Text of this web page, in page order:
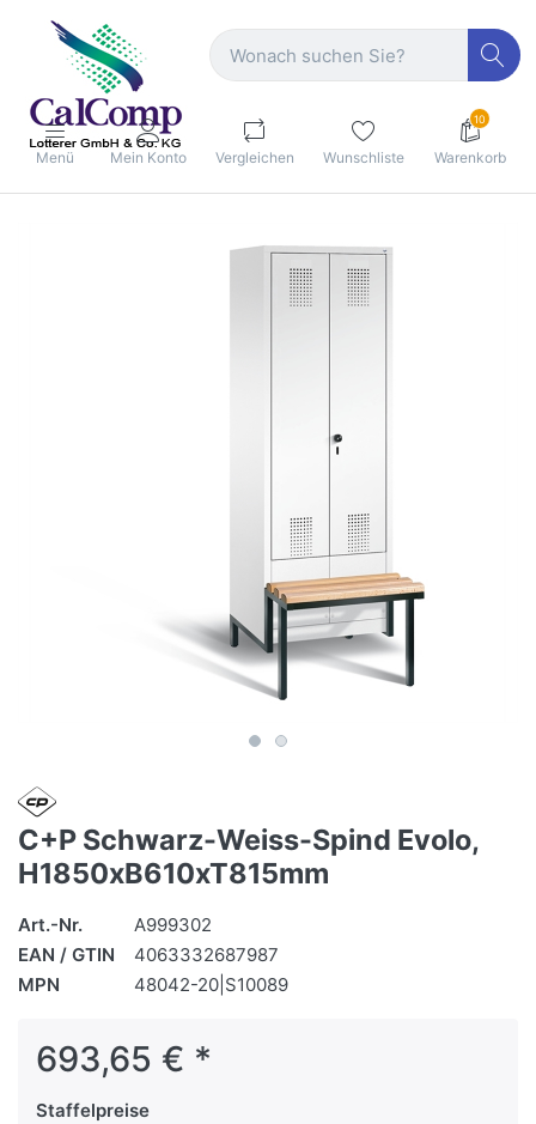
Menü Mein Konto Vergleichen Wunschliste
10
Warenkorb
C+P Schwarz-Weiss-Spind Evolo,
H1850xB610xT815mm
Art.-Nr.
A999302
EAN / GTIN
4063332687987
MPN
48042-20|S10089
693,65 € *
Staffelpreise